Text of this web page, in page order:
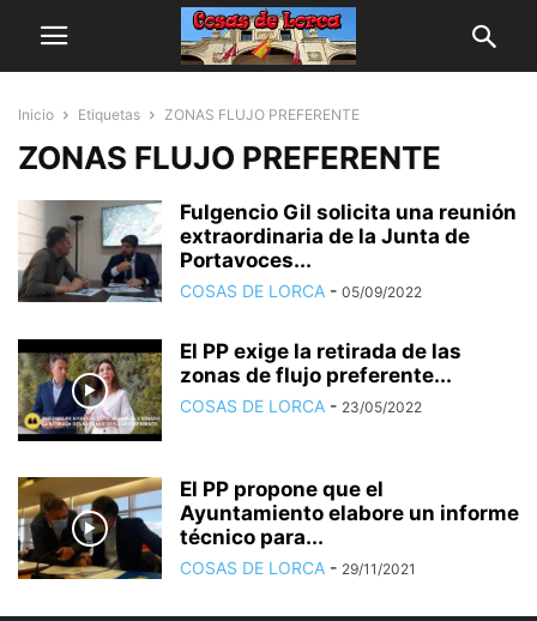
Inicio Etiquetas ZONAS FLUJO PREFERENTE
ZONAS FLUJO PREFERENTE
Fulgencio Gil solicita una reunión
extraordinaria de la Junta de
Portavoces...
COSAS DE LORCA - 05/09/2022
El PP exige la retirada de las
zonas de flujo preferente...
COSAS DE LORCA - 23/05/2022
El PP propone que el
Ayuntamiento elabore un informe
técnico para...
COSAS DE LORCA - 29/11/2021